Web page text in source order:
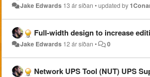
Jake Edwards 13 ár síðan •updated by
Full-width design to increase editing
Jake Edwards 12 ár síðan • 0
Network UPS Tool (NUT) UPS